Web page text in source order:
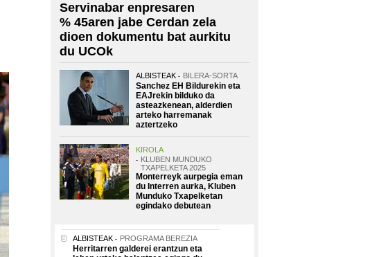
Servinabar enpresaren
% 45aren jabe Cerdan zela
dioen dokumentu bat aurkitu
du UCOk
ALBISTEAK BILERA-SORTA
Sanchez EH Bildurekin eta
EAJrekin bilduko da
asteazkenean, alderdien
arteko harremanak
aztertzeko
KIROLA
KLUBEN MUNDUKO
TXAPELKETA 2025
Monterreyk aurpegia eman
du Interren aurka, Kluben
Munduko Txapelketan
egindako debutean
ALBISTEAK PROGRAMA BEREZIA
Herritarren galderei erantzun eta